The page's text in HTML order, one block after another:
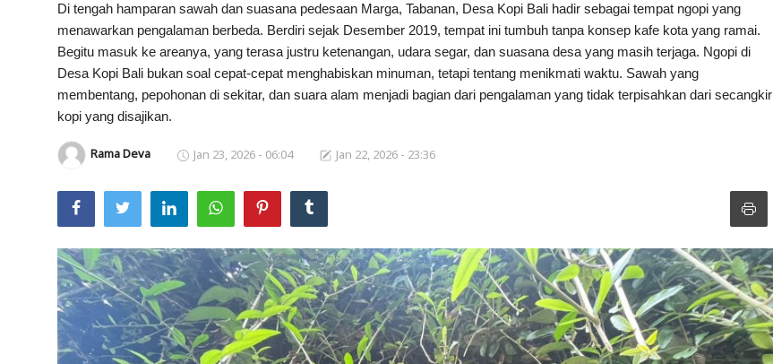
Kearifan lokal
Alam Bali
Usadha
Indonesia
Di tengah hamparan sawah dan suasana pedesaan Marga, Tabanan, Desa Kopi Bali hadir sebagai tempat ngopi yang
menawarkan pengalaman berbeda. Berdiri sejak Desember 2019, tempat ini tumbuh tanpa konsep kafe kota yang ramai.
Begitu masuk ke areanya, yang terasa justru ketenangan, udara segar, dan suasana desa yang masih terjaga. Ngopi di
Desa Kopi Bali bukan soal cepat-cepat menghabiskan minuman, tetapi tentang menikmati waktu. Sawah yang
membentang, pepohonan di sekitar, dan suara alam menjadi bagian dari pengalaman yang tidak terpisahkan dari secangkir
kopi yang disajikan.
Rama Deva Jan 23, 2026 - 06:04 Jan 22, 2026 - 23:36